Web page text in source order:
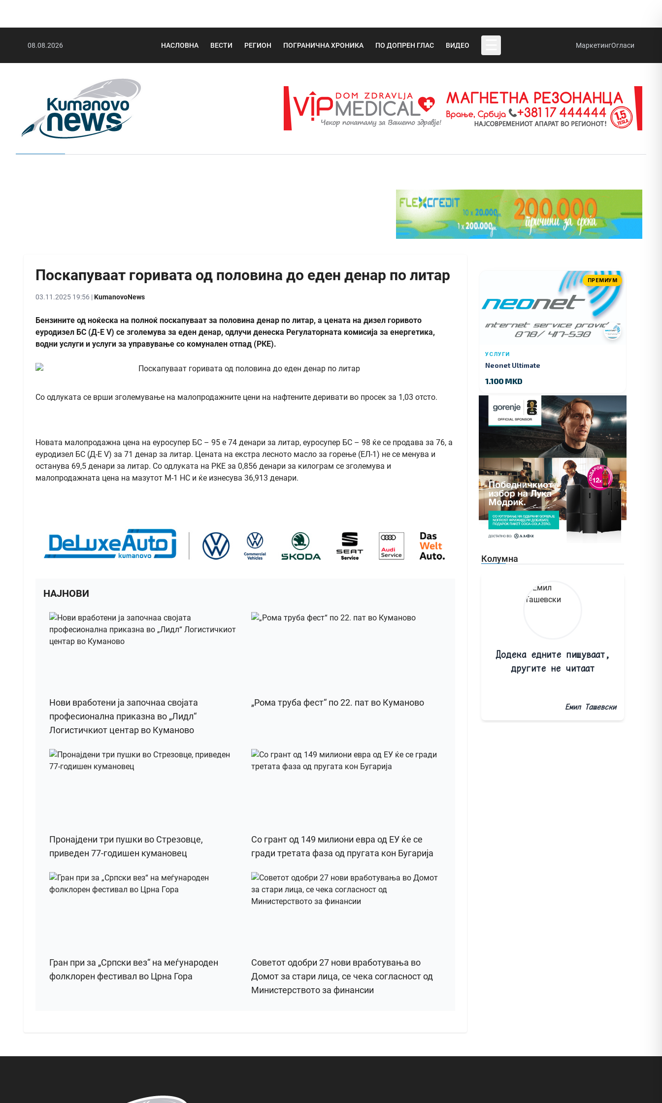
08.08.2026 НАСЛОВНА ВЕСТИ РЕГИОН ПОГРАНИЧНА ХРОНИКА ПО ДОПРЕН ГЛАС ВИДЕО МаркетингОгласи
Поскапуваат горивата од половина до еден денар по литар
03.11.2025 19:56 |KumanovoNews
Бензините од ноќеска на полноќ поскапуваат за половина денар по литар, а цената на дизел горивото
еуродизел БС (Д-Е V) се зголемува за еден денар, одлучи денеска Регулаторната комисија за енергетика,
водни услуги и услуги за управување со комунален отпад (РКЕ).
Со одлуката се врши зголемување на малопродажните цени на нафтените деривати во просек за 1,03 отсто.
Новата малопродажна цена на еуросупер БС – 95 е 74 денари за литар, еуросупер БС – 98 ќе се продава за 76, а
еуродизел БС (Д-Е V) за 71 денар за литар. Цената на екстра лесното масло за горење (ЕЛ-1) не се менува и
останува 69,5 денари за литар. Со одлуката на РКЕ за 0,856 денари за килограм се зголемува и
малопродажната цена на мазутот М-1 НС и ќе изнесува 36,913 денари.
НАЈНОВИ
Нови вработени ја започнаа својата
професионална приказна во „Лидл“
Логистичкиот центар во Куманово
„Рома труба фест“ по 22. пат во Куманово
Пронајдени три пушки во Стрезовце,
приведен 77-годишен кумановец
Со грант од 149 милиони евра од ЕУ ќе се
гради третата фаза од пругата кон Бугарија
Гран при за „Српски вез“ на меѓународен
фолклорен фестивал во Црна Гора
Советот одобри 27 нови вработувања во
Домот за стари лица, се чека согласност од
Министерството за финансии
ПРЕМИУМ
УСЛУГИ
Neonet Ultimate
1.100 MKD
Колумна
Додека едните пишуваат,
другите не читаат
Емил Ташевски